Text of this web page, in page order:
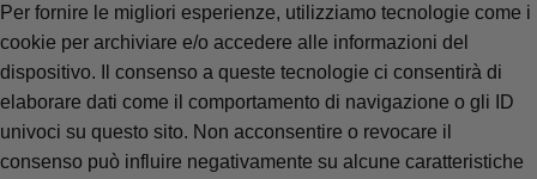
Per fornire le migliori esperienze, utilizziamo tecnologie come i
cookie per archiviare e/o accedere alle informazioni del
dispositivo. Il consenso a queste tecnologie ci consentirà di
elaborare dati come il comportamento di navigazione o gli ID
univoci su questo sito. Non acconsentire o revocare il
consenso può influire negativamente su alcune caratteristiche